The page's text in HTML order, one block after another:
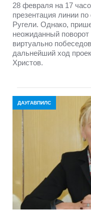
28 февраля на 17
презентация линии
Ругели. Однако,
неожиданный
виртуально
дальнейший ход
Христов.
ДАУГАВПИЛС